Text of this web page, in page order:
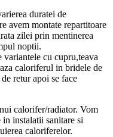
duratei de
avem montate repartitoare
zilei prin mentinerea
noptii.
variantele cu cupru,teava
caloriferul in bridele de
retur apoi se face
calorifer/radiator. Vom
instalatii sanitare si
caloriferelor.